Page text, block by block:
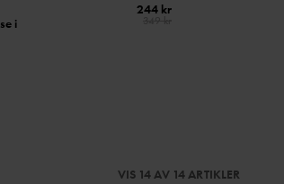
i
244 kr
VIS 14 AV 14 ARTIKLER